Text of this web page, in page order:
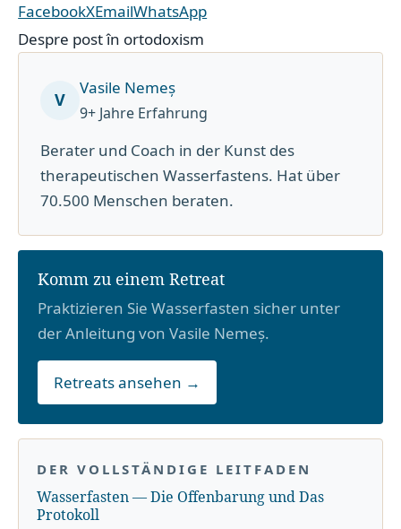
FacebookXEmailWhatsApp
Despre post în ortodoxism
V
Vasile Nemeș
9+ Jahre Erfahrung
Berater und Coach in der Kunst des
therapeutischen Wasserfastens. Hat über
70.500 Menschen beraten.
Komm zu einem Retreat
Praktizieren Sie Wasserfasten sicher unter
der Anleitung von Vasile Nemeș.
Retreats ansehen →
DER VOLLSTÄNDIGE LEITFADEN
Wasserfasten — Die Offenbarung und Das
Protokoll